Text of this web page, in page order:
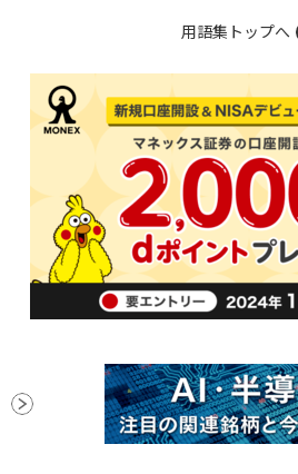
用語集トップへ